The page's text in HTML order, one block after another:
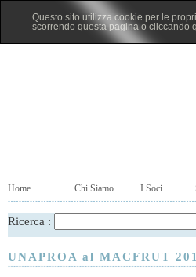
Questo sito utilizza cookie per le
scorrendo questa pagina o cliccando
Home Chi Siamo I Soci
Ricerca :
UNAPROA al MACFRUT